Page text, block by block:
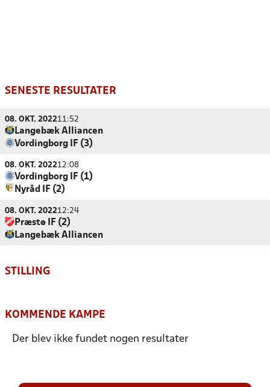
SENESTE RESULTATER
08. OKT. 202211:52
Langebæk Alliancen
Vordingborg IF (3)
08. OKT. 202212:08
Vordingborg IF (1)
Nyråd IF (2)
08. OKT. 202212:24
Præstø IF (2)
Langebæk Alliancen
STILLING
KOMMENDE KAMPE
Der blev ikke fundet nogen resultater